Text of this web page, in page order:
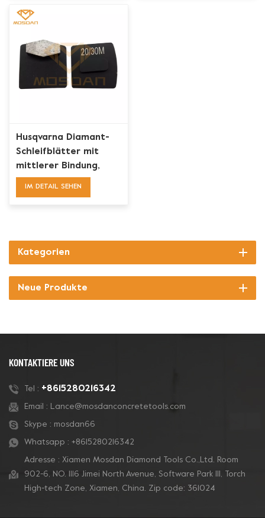
Husqvarna Diamant-
Schleifblätter mit
mittlerer Bindung,
einzelne Sechsecke
IM DETAIL SEHEN
Kategorien
Neue Produkte
KONTAKTIERE UNS
Tel : +8615280216342
Email : Lance@mosdanconcretetools.com
Skype : mosdan66
Whatsapp : +8615280216342
Adresse : Xiamen Mosdan Diamond Tools Co.,Ltd. Room
902-6, NO. 1116 Jimei North Avenue, Software Park Ill, Torch
High-tech Zone, Xiamen, China. Zip code: 361024